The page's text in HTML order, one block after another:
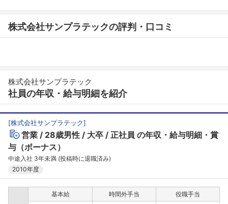
株式会社サンプラテックの評判・口コミ
株式会社サンプラテック
社員の年収・給与明細を紹介
[株式会社サンプラテック]
営業 28歳男性 大卒 正社員 の年収・給与明細・賞
与（ボーナス）
中途入社 3年未満 (投稿時に退職済み)
2010年度
基本給 時間外手当
役職手当